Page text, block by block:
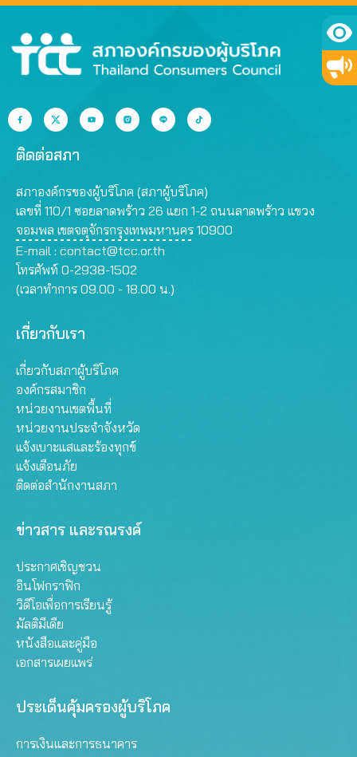
ติดต่อสภา
สภาองค์กรของผู้บริโภค (สภาผู้บริโภค)
เลขที่ 110/1 ซอยลาดพร้าว 26 แยก 1-2 ถนนลาดพร้าว แขวง
จอมพล เขตจตุจักรกรุงเทพมหานคร 10900
E-mail : contact@tcc.or.th
โทรศัพท์ 0-2938-1502
(เวลาทำการ 09.00 - 18.00 น.)
เกี่ยวกับเรา
เกี่ยวกับสภาผู้บริโภค
องค์กรสมาชิก
หน่วยงานเขตพื้นที่
หน่วยงานประจำจังหวัด
แจ้งเบาะแสและร้องทุกข์
แจ้งเตือนภัย
ติดต่อสำนักงานสภา
ข่าวสาร และรณรงค์
ประกาศเชิญชวน
อินโฟกราฟิก
วิดีโอเพื่อการเรียนรู้
มัลติมีเดีย
หนังสือและคู่มือ
เอกสารเผยแพร่
ประเด็นคุ้มครองผู้บริโภค
การเงินและการธนาคาร